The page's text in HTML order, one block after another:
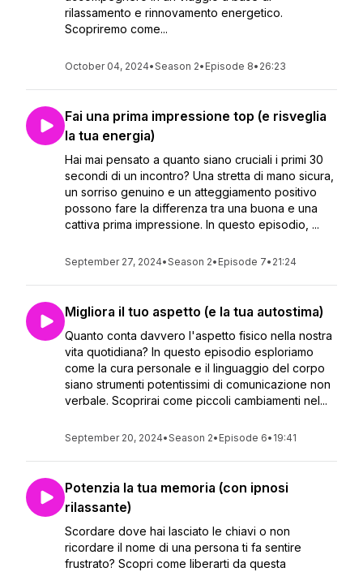
rilassamento e rinnovamento energetico.
Scopriremo come...
October 04, 2024•Season 2• Episode 8• 26:23
Fai una prima impressione top (e risveglia
la tua energia)
Hai mai pensato a quanto siano cruciali i primi 30
secondi di un incontro? Una stretta di mano sicura,
un sorriso genuino e un atteggiamento positivo
possono fare la differenza tra una buona e una
cattiva prima impressione. In questo episodio, ...
September 27, 2024•Season 2• Episode 7• 21:24
Migliora il tuo aspetto (e la tua autostima)
Quanto conta davvero l'aspetto fisico nella nostra
vita quotidiana? In questo episodio esploriamo
come la cura personale e il linguaggio del corpo
siano strumenti potentissimi di comunicazione non
verbale. Scoprirai come piccoli cambiamenti nel...
September 20, 2024•Season 2• Episode 6• 19:41
Potenzia la tua memoria (con ipnosi
rilassante)
Scordare dove hai lasciato le chiavi o non
ricordare il nome di una persona ti fa sentire
frustrato? Scopri come liberarti da questa